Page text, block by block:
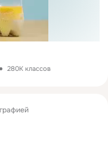
280K классов